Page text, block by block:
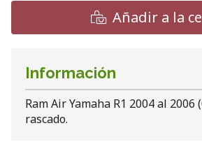
Añadir a la
Información
Ram Air Yamaha R1 2004 al 2006
rascado.